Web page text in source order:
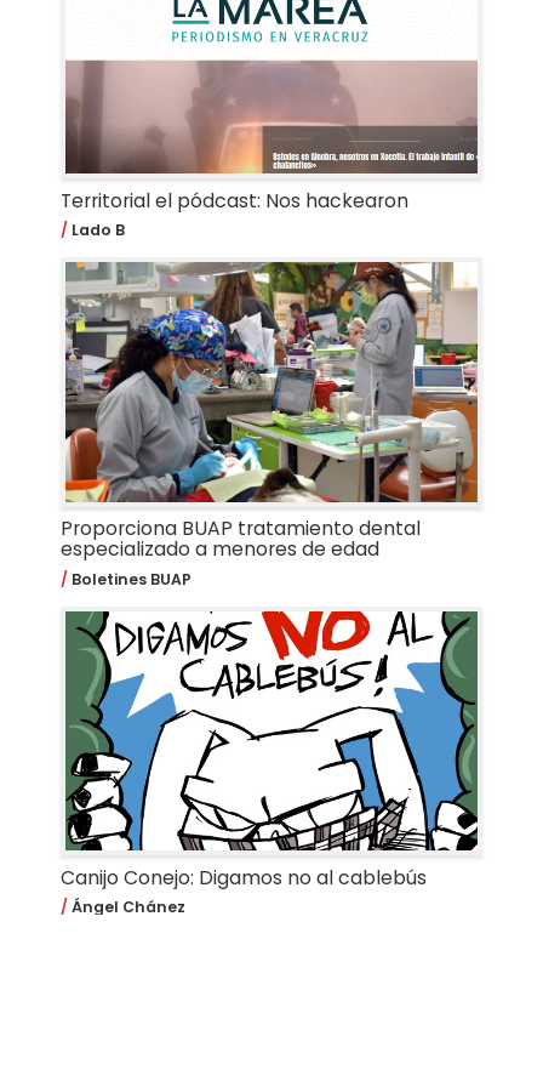
Territorial el pódcast: Nos hackearon
Lado B
Proporciona BUAP tratamiento dental
especializado a menores de edad
Boletines BUAP
Canijo Conejo: Digamos no al cablebús
Ángel Chánez